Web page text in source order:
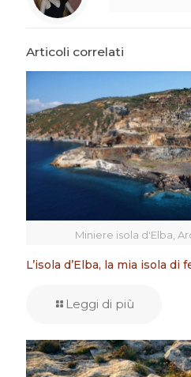
Articoli correlati
Miniere isola d'Elba,
L’isola d’Elba, la mia isola di
Leggi di più